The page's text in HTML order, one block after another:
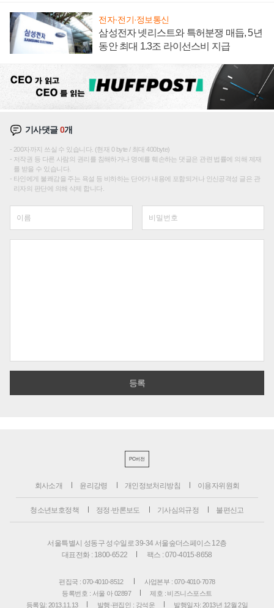
전자·전기·정보통신
삼성전자 넷리스트와 특허분쟁 매듭, 5년
동안 최대 1.3조 라이선스비 지급
기사댓글0개
200자까지 쓰실 수 있습니다. (현재 0 byte / 최대 400byte)
저작권 등 다른 사람의 권리를 침해하거나 명예를 훼손하는 댓글은 관련 법률에 의해 제재
를 받을 수 있습니다.
타인에게 불쾌감을 주는 욕설 등 비하하는 단어가 내용에 포함되거나 인신공격성 글은 관
리자의 판단에 의해 삭제 합니다.
PC버전
회사소개 윤리강령 개인정보처리방침 이용자위원회
청소년보호정책 정정·반론보도 기사심의규정 불편신고
서울특별시 성동구 성수일로 39-34 서울숲더스페이스 12층
대표전화 : 1800-6522
팩스 : 070-4015-8658
편집국 : 070-4010-8512
사업본부 : 070-4010-7078
등록번호 : 서울 아 02897
제호 : 비즈니스포스트
등록일: 2013.11.13
발행·편집인 : 강석운 발행일자: 2013년 12월 2일